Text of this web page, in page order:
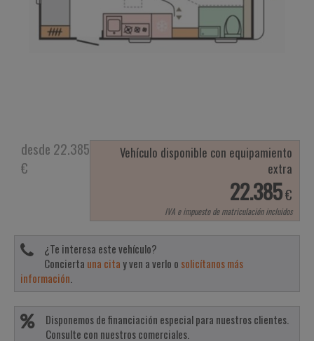
Vehículo disponible con equipamiento
extra
22.385€
IVA e impuesto de matriculación incluidos
desde 22.385
€
¿Te interesa este vehículo?
Concierta una citay ven a verlo o solicítanos más
información
Disponemos de financiación especial para nuestros clientes.
Consulte con nuestros comerciales.